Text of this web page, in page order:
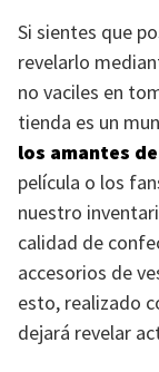
Si sientes que
revelarlo
no vaciles en
tienda es un
los amantes de
película o los
nuestro
calidad de
accesorios de
esto, realizado
dejará revelar